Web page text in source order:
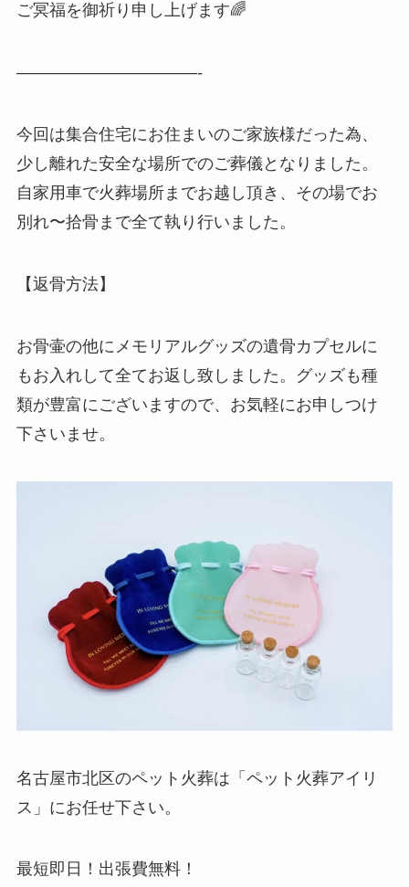
ご冥福を御祈り申し上げます🌈
———————————-
今回は集合住宅にお住まいのご家族様だった為、
少し離れた安全な場所でのご葬儀となりました。
自家用車で火葬場所までお越し頂き、その場でお
別れ〜拾骨まで全て執り行いました。
【返骨方法】
お骨壷の他にメモリアルグッズの遺骨カプセルに
もお入れして全てお返し致しました。グッズも種
類が豊富にございますので、お気軽にお申しつけ
下さいませ。
名古屋市北区のペット火葬は「ペット火葬アイリ
ス」にお任せ下さい。
最短即日！出張費無料！